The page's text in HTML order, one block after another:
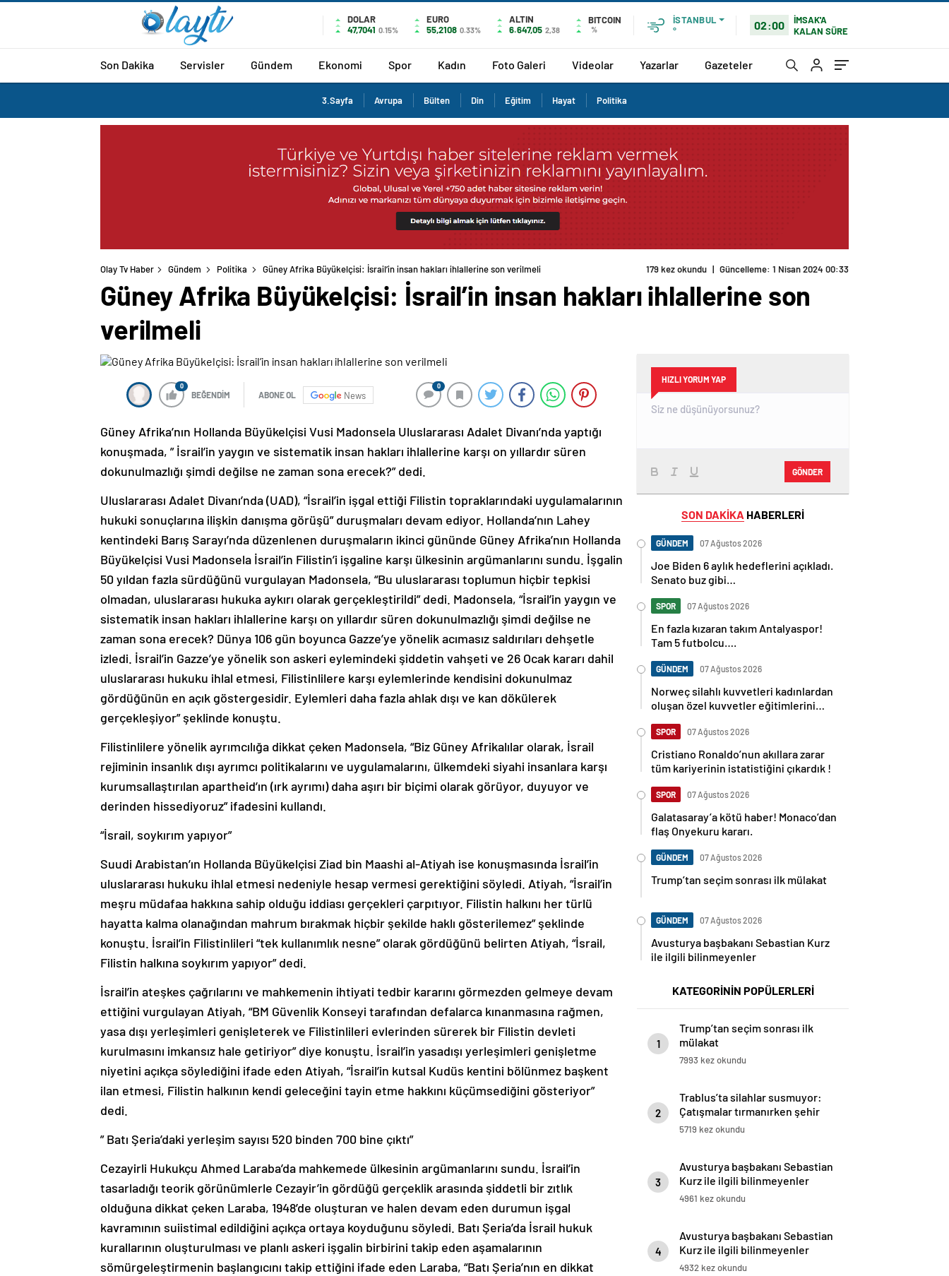
DOLAR
47,7041 0.15%
EURO
55,2108 0.33%
ALTIN
6.647,05 2,38
BITCOIN
%
İSTANBUL
°
02:00
İMSAK'A
KALAN SÜRE
Son Dakika Servisler Gündem Ekonomi Spor Kadın Foto Galeri Videolar Yazarlar Gazeteler
3.Sayfa Avrupa Bülten Din Eğitim Hayat Politika
Olay Tv Haber Gündem Politika Güney Afrika Büyükelçisi: İsrail’in insan hakları ihlallerine son verilmeli 179 kez okundu | Güncelleme: 1 Nisan 2024 00:33
Güney Afrika Büyükelçisi: İsrail’in insan hakları ihlallerine son
verilmeli
0
BEĞENDİM ABONE OL News
0
Güney Afrika’nın Hollanda Büyükelçisi Vusi Madonsela Uluslararası Adalet Divanı’nda yaptığı
konuşmada, ” İsrail’in yaygın ve sistematik insan hakları ihlallerine karşı on yıllardır süren
dokunulmazlığı şimdi değilse ne zaman sona erecek?” dedi.
Uluslararası Adalet Divanı’nda (UAD), “İsrail’in işgal ettiği Filistin topraklarındaki uygulamalarının
hukuki sonuçlarına ilişkin danışma görüşü” duruşmaları devam ediyor. Hollanda’nın Lahey
kentindeki Barış Sarayı’nda düzenlenen duruşmaların ikinci gününde Güney Afrika’nın Hollanda
Büyükelçisi Vusi Madonsela İsrail’in Filistin’i işgaline karşı ülkesinin argümanlarını sundu. İşgalin
50 yıldan fazla sürdüğünü vurgulayan Madonsela, “Bu uluslararası toplumun hiçbir tepkisi
olmadan, uluslararası hukuka aykırı olarak gerçekleştirildi” dedi. Madonsela, “İsrail’in yaygın ve
sistematik insan hakları ihlallerine karşı on yıllardır süren dokunulmazlığı şimdi değilse ne
zaman sona erecek? Dünya 106 gün boyunca Gazze’ye yönelik acımasız saldırıları dehşetle
izledi. İsrail’in Gazze’ye yönelik son askeri eylemindeki şiddetin vahşeti ve 26 Ocak kararı dahil
uluslararası hukuku ihlal etmesi, Filistinlilere karşı eylemlerinde kendisini dokunulmaz
gördüğünün en açık göstergesidir. Eylemleri daha fazla ahlak dışı ve kan dökülerek
gerçekleşiyor” şeklinde konuştu.
Filistinlilere yönelik ayrımcılığa dikkat çeken Madonsela, “Biz Güney Afrikalılar olarak, İsrail
rejiminin insanlık dışı ayrımcı politikalarını ve uygulamalarını, ülkemdeki siyahi insanlara karşı
kurumsallaştırılan apartheid’ın (ırk ayrımı) daha aşırı bir biçimi olarak görüyor, duyuyor ve
derinden hissediyoruz” ifadesini kullandı.
“İsrail, soykırım yapıyor”
Suudi Arabistan’ın Hollanda Büyükelçisi Ziad bin Maashi al-Atiyah ise konuşmasında İsrail’in
uluslararası hukuku ihlal etmesi nedeniyle hesap vermesi gerektiğini söyledi. Atiyah, “İsrail’in
meşru müdafaa hakkına sahip olduğu iddiası gerçekleri çarpıtıyor. Filistin halkını her türlü
hayatta kalma olanağından mahrum bırakmak hiçbir şekilde haklı gösterilemez” şeklinde
konuştu. İsrail’in Filistinlileri “tek kullanımlık nesne” olarak gördüğünü belirten Atiyah, “İsrail,
Filistin halkına soykırım yapıyor” dedi.
İsrail’in ateşkes çağrılarını ve mahkemenin ihtiyati tedbir kararını görmezden gelmeye devam
ettiğini vurgulayan Atiyah, “BM Güvenlik Konseyi tarafından defalarca kınanmasına rağmen,
yasa dışı yerleşimleri genişleterek ve Filistinlileri evlerinden sürerek bir Filistin devleti
kurulmasını imkansız hale getiriyor” diye konuştu. İsrail’in yasadışı yerleşimleri genişletme
niyetini açıkça söylediğini ifade eden Atiyah, “İsrail’in kutsal Kudüs kentini bölünmez başkent
ilan etmesi, Filistin halkının kendi geleceğini tayin etme hakkını küçümsediğini gösteriyor”
dedi.
” Batı Şeria’daki yerleşim sayısı 520 binden 700 bine çıktı”
Cezayirli Hukukçu Ahmed Laraba’da mahkemede ülkesinin argümanlarını sundu. İsrail’in
tasarladığı teorik görünümlerle Cezayir’in gördüğü gerçeklik arasında şiddetli bir zıtlık
olduğuna dikkat çeken Laraba, 1948’de oluşturan ve halen devam eden durumun işgal
kavramının suiistimal edildiğini açıkça ortaya koyduğunu söyledi. Batı Şeria’da İsrail hukuk
kurallarının oluşturulması ve planlı askeri işgalin birbirini takip eden aşamalarının
sömürgeleştirmenin başlangıcını takip ettiğini ifade eden Laraba, “Batı Şeria’nın en dikkat
HIZLI YORUM YAP
GÖNDER
SON DAKİKA HABERLERİ
GÜNDEM 07 Ağustos 2026
Joe Biden 6 aylık hedeflerini açıkladı.
Senato buz gibi…
SPOR 07 Ağustos 2026
En fazla kızaran takım Antalyaspor!
Tam 5 futbolcu….
GÜNDEM 07 Ağustos 2026
Norweç silahlı kuvvetleri kadınlardan
oluşan özel kuvvetler eğitimlerini
SPOR 07 Ağustos 2026
Cristiano Ronaldo’nun akıllara zarar
tüm kariyerinin istatistiğini çıkardık !
SPOR 07 Ağustos 2026
Galatasaray’a kötü haber! Monaco’dan
flaş Onyekuru kararı.
GÜNDEM 07 Ağustos 2026
Trump’tan seçim sonrası ilk mülakat
GÜNDEM 07 Ağustos 2026
Avusturya başbakanı Sebastian Kurz
ile ilgili bilinmeyenler
KATEGORİNİN POPÜLERLERİ
1
Trump’tan seçim sonrası ilk
mülakat
7993 kez okundu
2
Trablus’ta silahlar susmuyor:
Çatışmalar tırmanırken şehir
alarmda
5719 kez okundu
3
Avusturya başbakanı Sebastian
Kurz ile ilgili bilinmeyenler
4961 kez okundu
4
Avusturya başbakanı Sebastian
Kurz ile ilgili bilinmeyenler
4932 kez okundu